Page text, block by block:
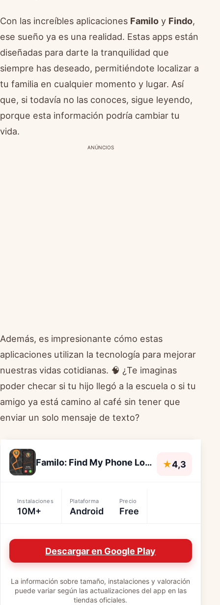
Con las increíbles aplicaciones Familo y Findo,
ese sueño ya es una realidad. Estas apps están
diseñadas para darte la tranquilidad que
siempre has deseado, permitiéndote localizar a
tu familia en cualquier momento y lugar. Así
que, si todavía no las conoces, sigue leyendo,
porque esta información podría cambiar tu
vida.
ANÚNCIOS
Además, es impresionante cómo estas
aplicaciones utilizan la tecnología para mejorar
nuestras vidas cotidianas. 🧠 ¿Te imaginas
poder checar si tu hijo llegó a la escuela o si tu
amigo ya está camino al café sin tener que
enviar un solo mensaje de texto?
Familo: Find My Phone Locator ★4,3
Instalaciones
10M+
Plataforma
Android
Precio
Free
Descargar en Google Play
La información sobre tamaño, instalaciones y valoración
puede variar según las actualizaciones del app en las
tiendas oficiales.